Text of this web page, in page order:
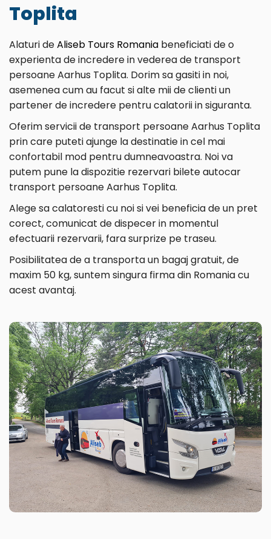
Toplita
Alaturi deAliseb Tours Romania beneficiati de o
experienta de incredere in vederea de transport
persoane Aarhus Toplita. Dorim sa gasiti in noi,
asemenea cum au facut si alte mii de clienti un
partener de incredere pentru calatorii in siguranta.
Oferim servicii de transport persoane Aarhus Toplita
prin care puteti ajunge la destinatie in cel mai
confortabil mod pentru dumneavoastra. Noi va
putem pune la dispozitie rezervari bilete autocar
transport persoane Aarhus Toplita.
Alege sa calatoresti cu noi si vei beneficia de un pret
corect, comunicat de dispecer in momentul
efectuarii rezervarii, fara surprize pe traseu.
Posibilitatea de a transporta un bagaj gratuit, de
maxim 50 kg, suntem singura firma din Romania cu
acest avantaj.